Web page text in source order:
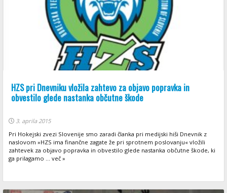
HZS pri Dnevniku vložila zahtevo za objavo popravka in
obvestilo glede nastanka občutne škode
3. aprila 2015
Pri Hokejski zvezi Slovenije smo zaradi članka pri medijski hiši Dnevnik z
naslovom »HZS ima finančne zagate že pri sprotnem poslovanju« vložili
zahtevek za objavo popravka in obvestilo glede nastanka občutne škode, ki
ga prilagamo ... več »